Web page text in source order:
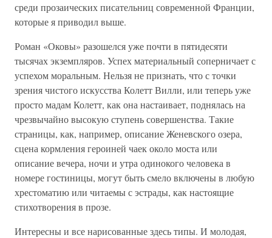
среди прозаических писательниц современной Франции,
которые я приводил выше.
Роман «Оковы» разошелся уже почти в пятидесяти
тысячах экземпляров. Успех материальный соперничает с
успехом моральным. Нельзя не признать, что с точки
зрения чистого искусства Колетт Вилли, или теперь уже
просто мадам Колетт, как она настаивает, поднялась на
чрезвычайно высокую ступень совершенства. Такие
страницы, как, например, описание Женевского озера,
сцена кормления героиней чаек около моста или
описание вечера, ночи и утра одинокого человека в
номере гостиницы, могут быть смело включены в любую
хрестоматию или читаемы с эстрады, как настоящие
стихотворения в прозе.
Интересны и все нарисованные здесь типы. И молодая,